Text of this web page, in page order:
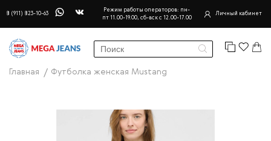
8 (911) 823-10-63
Режим работы операторов: пн-
пт 11.00-19.00, сб-вск с 12.00-17.00
Личный кабинет
Главная Футболка женская Mustang